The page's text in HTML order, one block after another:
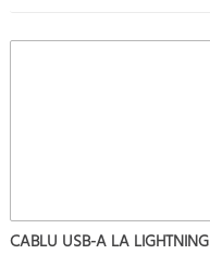
CABLU USB-A LA